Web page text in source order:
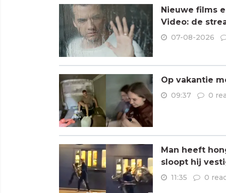
Nieuwe films
Video: de
07-08-2026
Op vakantie
09:37 0
Man heeft
sloopt hij
11:35 0